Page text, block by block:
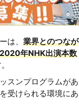
は、 業界とのつなが
年NHK出演本数
スンプログラムがあ
受けられる環境にあ